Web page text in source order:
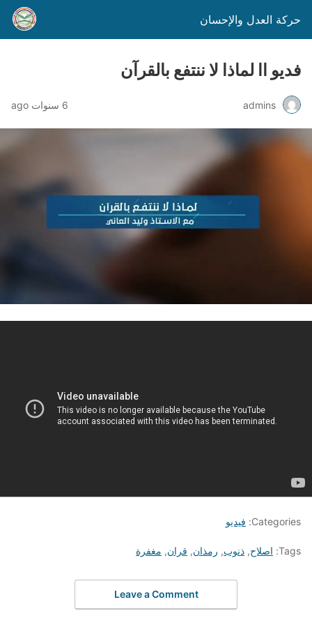
حركة العدل والإحسان
فديو اا لماذا لا ننتفع بالقرآن
admins 6 سنوات ago
Categories: فيديو
Tags: اصلاح, ذنوب, رمذان, قران, مغفرة
Leave a Comment